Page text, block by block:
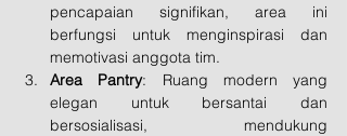
pencapaian signifikan, area ini
berfungsi untuk menginspirasi dan
memotivasi anggota tim.
Area Pantry: Ruang modern yang
elegan untuk bersantai dan
bersosialisasi, mendukung